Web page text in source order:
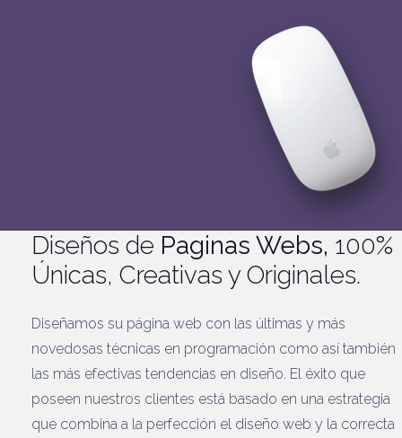
Diseños de Paginas Webs, 100%
Únicas, Creativas y Originales.
Diseñamos su página web con las últimas y más
novedosas técnicas en programación como así también
las más efectivas tendencias en diseño. El éxito que
poseen nuestros clientes está basado en una estrategia
que combina a la perfección el diseño web y la correcta